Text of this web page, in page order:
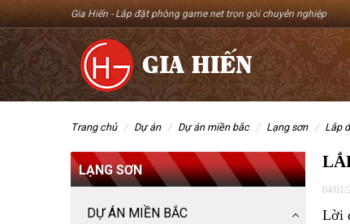
Gia Hiến - Lắp đặt phòng game net trọn gói chuyên nghiệp
trang chủ dự án dự án miền bắc lạng sơn lắp
LẠNG SƠN
DỰ ÁN MIỀN BẮC
04/01/
Lời